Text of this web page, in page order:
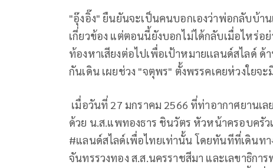
"อุ๊งอิ๊ง" ยืนยันจะเป็นคนบอกเองว่าพ่อกลับบ้
เกี่ยวข้อง แต่ตอนนี้ยังบอกไม่ได้กลับเมื่อไหร่อ
ท้องหาเสียงต่อไปเพื่อเป้าหมายเเลนด์สไลด์
กันเดิน เผยช่วง "จตุพร" ตั้งพรรคเคยห่วงใยจ
เมื่อวันที่ 27 มกราคม 2566 ที่ท่าอากาศยาน
ด้วย น.ส.แพทองธาร ชินวัตร หัวหน้าครอบครั
#แลนด์สไลด์เพื่อไทยเท่านั้น โดยทันทีที่เดินท
จันทรรวงทอง ส.ส.นครราชสีมา และเลขาธิกา